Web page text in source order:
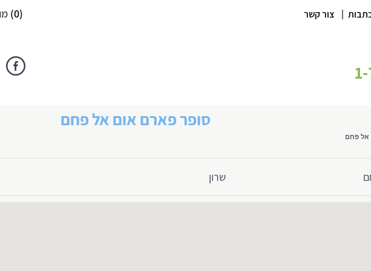
| צור קשר (
0
)
סופר פארם אום אל פחם
אל פחם
שרון